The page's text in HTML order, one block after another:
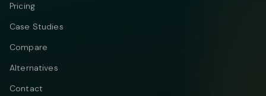
Pricing
Case Studies
Compare
Alternatives
Contact